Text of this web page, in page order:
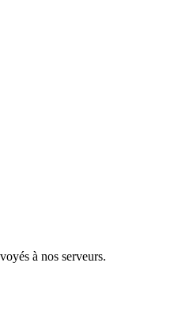
à nos serveurs.